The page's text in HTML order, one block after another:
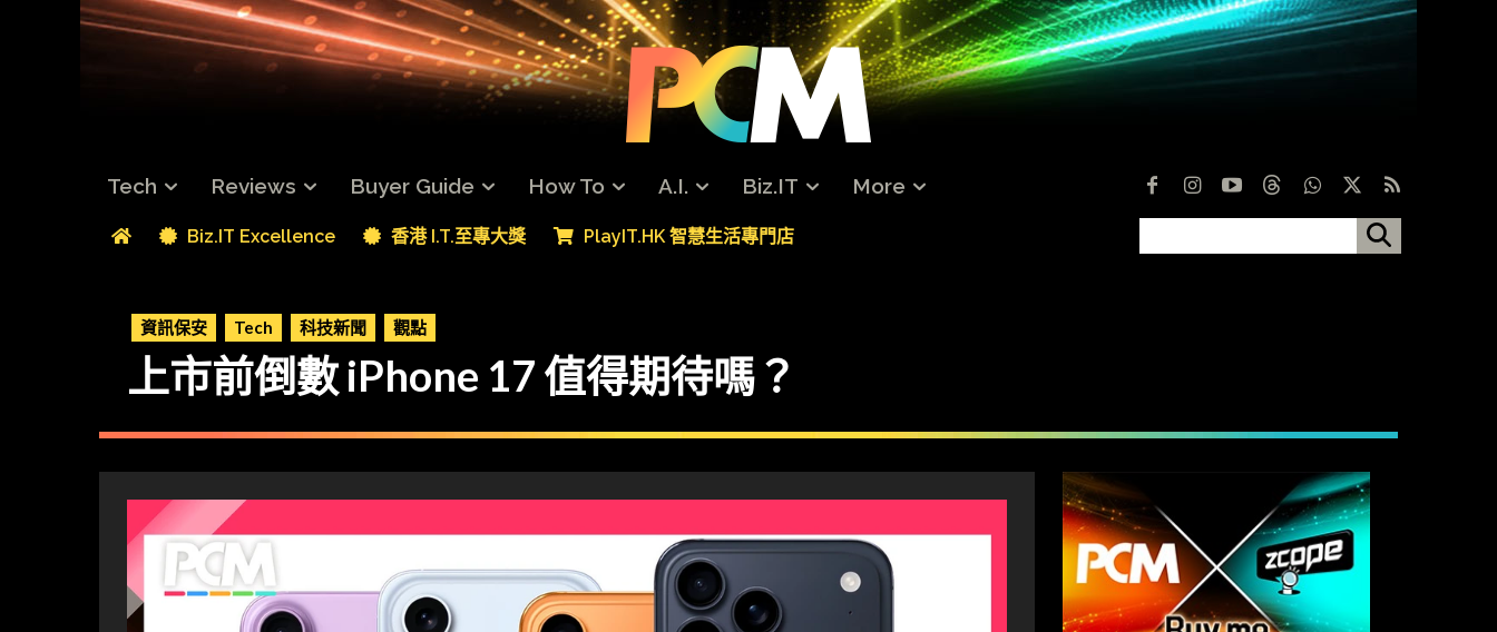
Tech Reviews Buyer Guide How To A.I. Biz.IT More
Biz.IT Excellence 香港 I.T.至專大獎 PlayIT.HK 智慧生活專門店
資訊保安 Tech 科技新聞 觀點
上市前倒數 iPhone 17 值得期待嗎？